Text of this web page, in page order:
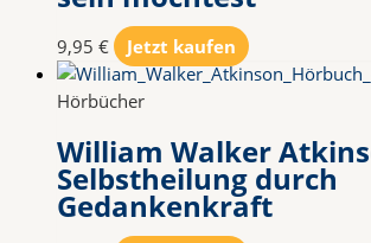
9,95 € Jetzt kaufen
Hörbücher
William Walker
Selbstheilung durch
Gedankenkraft